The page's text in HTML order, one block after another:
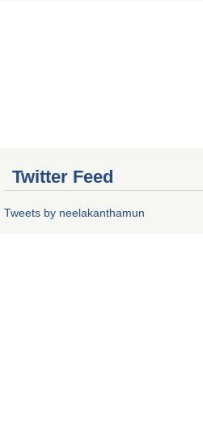
Twitter Feed
Tweets by neelakanthamun